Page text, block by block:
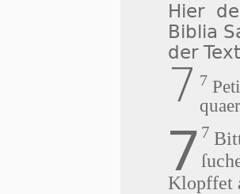
Hier
Biblia
der
7 7
7 7
Klopffet